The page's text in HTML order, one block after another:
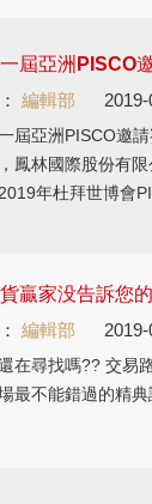
屆亞洲PISCO
編輯部
屆亞洲PISCO邀
鳳林國際股份有
年杜拜世博會
贏家没告訴您
編輯部
在尋找嗎?? 交易
最不能錯過的精典